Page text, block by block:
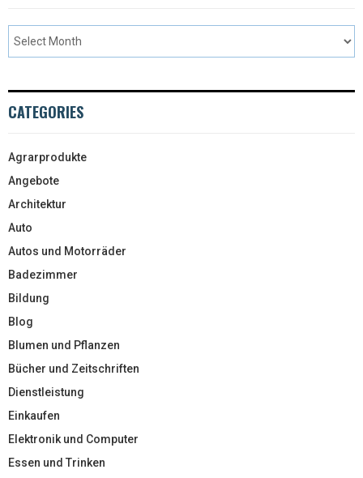
CATEGORIES
Agrarprodukte
Angebote
Architektur
Auto
Autos und Motorräder
Badezimmer
Bildung
Blog
Blumen und Pflanzen
Bücher und Zeitschriften
Dienstleistung
Einkaufen
Elektronik und Computer
Essen und Trinken